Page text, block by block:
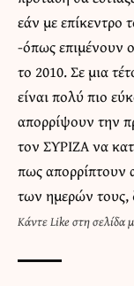
εάν με
-όπως επιμένουν
το 2010. Σε μια
είναι πολύ πιο
απορρίψουν την
τον ΣΥΡΙΖΑ να
πως απορρίπτουν
των ημερών τους,
ΚάντεLike στη σελίδα